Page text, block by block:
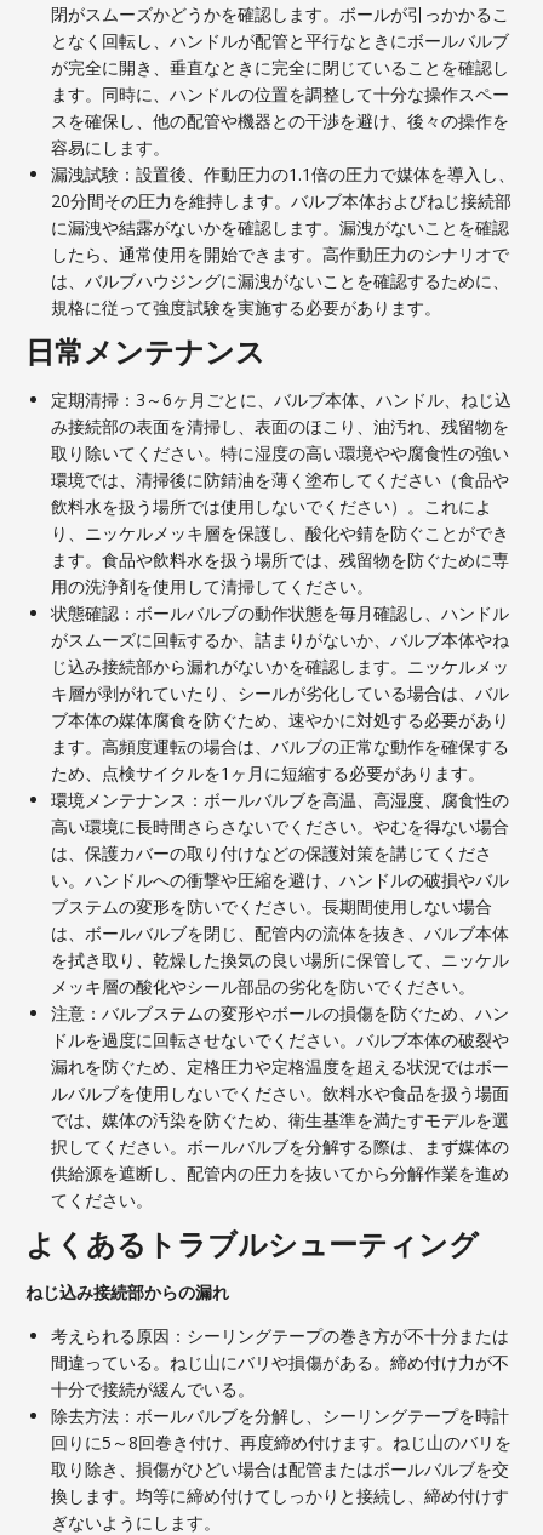
閉がスムーズかどうかを確認します。ボールが引っかかるこ
となく回転し、ハンドルが配管と平行なときにボールバルブ
が完全に開き、垂直なときに完全に閉じていることを確認し
ます。同時に、ハンドルの位置を調整して十分な操作スペー
スを確保し、他の配管や機器との干渉を避け、後々の操作を
容易にします。
漏洩試験：設置後、作動圧力の1.1倍の圧力で媒体を導入し、
20分間その圧力を維持します。バルブ本体およびねじ接続部
に漏洩や結露がないかを確認します。漏洩がないことを確認
したら、通常使用を開始できます。高作動圧力のシナリオで
は、バルブハウジングに漏洩がないことを確認するために、
規格に従って強度試験を実施する必要があります。
日常メンテナンス
定期清掃：3～6ヶ月ごとに、バルブ本体、ハンドル、ねじ込
み接続部の表面を清掃し、表面のほこり、油汚れ、残留物を
取り除いてください。特に湿度の高い環境やや腐食性の強い
環境では、清掃後に防錆油を薄く塗布してください（食品や
飲料水を扱う場所では使用しないでください）。これによ
り、ニッケルメッキ層を保護し、酸化や錆を防ぐことができ
ます。食品や飲料水を扱う場所では、残留物を防ぐために専
用の洗浄剤を使用して清掃してください。
状態確認：ボールバルブの動作状態を毎月確認し、ハンドル
がスムーズに回転するか、詰まりがないか、バルブ本体やね
じ込み接続部から漏れがないかを確認します。ニッケルメッ
キ層が剥がれていたり、シールが劣化している場合は、バル
ブ本体の媒体腐食を防ぐため、速やかに対処する必要があり
ます。高頻度運転の場合は、バルブの正常な動作を確保する
ため、点検サイクルを1ヶ月に短縮する必要があります。
環境メンテナンス：ボールバルブを高温、高湿度、腐食性の
高い環境に長時間さらさないでください。やむを得ない場合
は、保護カバーの取り付けなどの保護対策を講じてくださ
い。ハンドルへの衝撃や圧縮を避け、ハンドルの破損やバル
ブステムの変形を防いでください。長期間使用しない場合
は、ボールバルブを閉じ、配管内の流体を抜き、バルブ本体
を拭き取り、乾燥した換気の良い場所に保管して、ニッケル
メッキ層の酸化やシール部品の劣化を防いでください。
注意：バルブステムの変形やボールの損傷を防ぐため、ハン
ドルを過度に回転させないでください。バルブ本体の破裂や
漏れを防ぐため、定格圧力や定格温度を超える状況ではボー
ルバルブを使用しないでください。飲料水や食品を扱う場面
では、媒体の汚染を防ぐため、衛生基準を満たすモデルを選
択してください。ボールバルブを分解する際は、まず媒体の
供給源を遮断し、配管内の圧力を抜いてから分解作業を進め
てください。
よくあるトラブルシューティング
ねじ込み接続部からの漏れ
考えられる原因：シーリングテープの巻き方が不十分または
間違っている。ねじ山にバリや損傷がある。締め付け力が不
十分で接続が緩んでいる。
除去方法：ボールバルブを分解し、シーリングテープを時計
回りに5～8回巻き付け、再度締め付けます。ねじ山のバリを
取り除き、損傷がひどい場合は配管またはボールバルブを交
換します。均等に締め付けてしっかりと接続し、締め付けす
ぎないようにします。